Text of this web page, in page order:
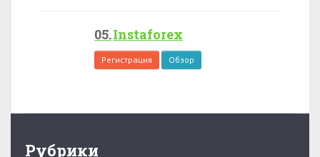
Instaforex
Регистрация Обзор
Рубрики